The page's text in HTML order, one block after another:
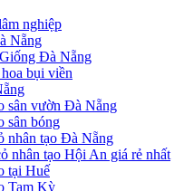
nghiệp
Nẵng
Đà Nẵng
bụi viền
sân vườn Đà Nẵng
sân bóng
nhân tạo Đà Nẵng
nhân tạo Hội An giá rẻ nhất
tại Huế
Tam Kỳ